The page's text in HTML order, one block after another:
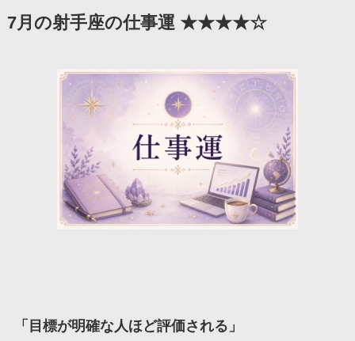
7月の射手座の仕事運 ★★★★☆
「目標が明確な人ほど評価される」